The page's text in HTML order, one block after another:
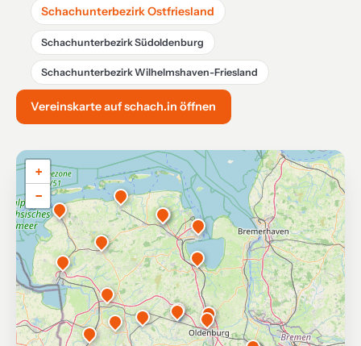
Schachunterbezirk Ostfriesland
Schachunterbezirk Südoldenburg
Schachunterbezirk Wilhelmshaven-Friesland
Vereinskarte auf schach.in öffnen
+
−